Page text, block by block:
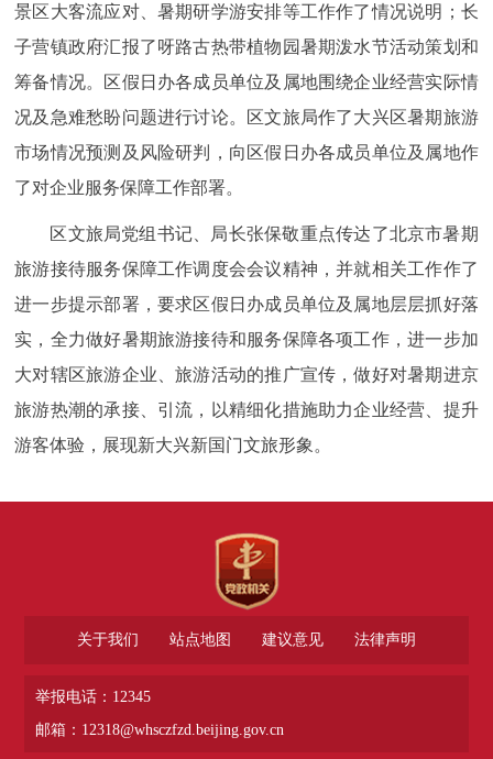
景区大客流应对、暑期研学游安排等工作作了情况说明；长
子营镇政府汇报了呀路古热带植物园暑期泼水节活动策划和
筹备情况。区假日办各成员单位及属地围绕企业经营实际情
况及急难愁盼问题进行讨论。区文旅局作了大兴区暑期旅游
市场情况预测及风险研判，向区假日办各成员单位及属地作
了对企业服务保障工作部署。
区文旅局党组书记、局长张保敬重点传达了北京市暑期
旅游接待服务保障工作调度会会议精神，并就相关工作作了
进一步提示部署，要求区假日办成员单位及属地层层抓好落
实，全力做好暑期旅游接待和服务保障各项工作，进一步加
大对辖区旅游企业、旅游活动的推广宣传，做好对暑期进京
旅游热潮的承接、引流，以精细化措施助力企业经营、提升
游客体验，展现新大兴新国门文旅形象。
关于我们 站点地图 建议意见 法律声明
举报电话：12345
邮箱：12318@whsczfzd.beijing.gov.cn